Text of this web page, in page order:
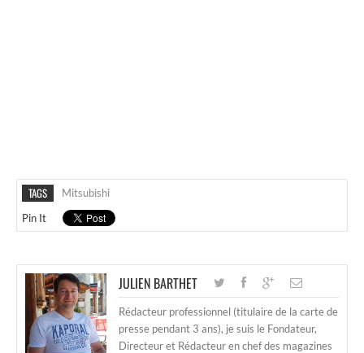
TAGS
Mitsubishi
Pin It
JULIEN BARTHET
Rédacteur professionnel (titulaire de la carte de
presse pendant 3 ans), je suis le Fondateur,
Directeur et Rédacteur en chef des magazines